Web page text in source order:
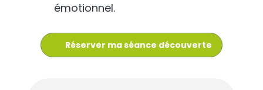
émotionnel.
Réserver ma séance découverte